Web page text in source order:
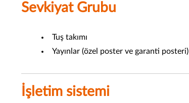
Sevkiyat Grubu
Tuş takımı
Yayınlar (özel poster ve garanti posteri)
İşletim sistemi